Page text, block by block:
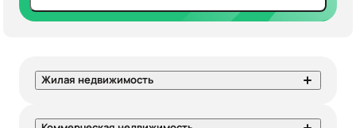
Жилая недвижимость